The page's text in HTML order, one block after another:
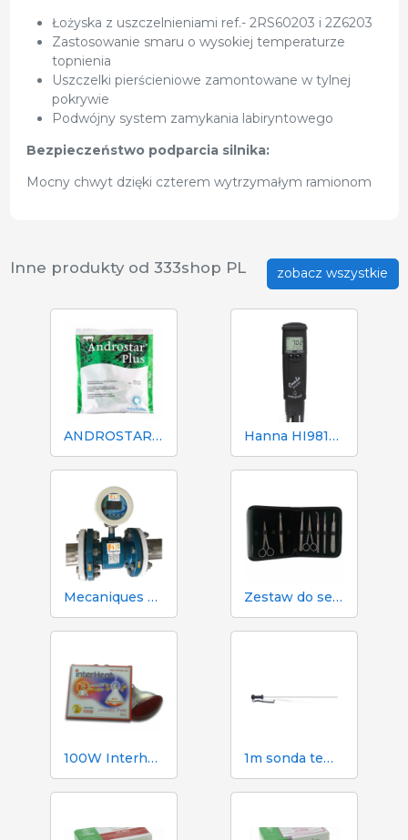
Łożyska z uszczelnieniami ref.- 2RS60203 i 2Z6203
Zastosowanie smaru o wysokiej temperaturze
topnienia
Uszczelki pierścieniowe zamontowane w tylnej
pokrywie
Podwójny system zamykania labiryntowego
Bezpieczeństwo podparcia silnika:
Mocny chwyt dzięki czterem wytrzymałym ramionom
zobacz wszystkie
Inne produkty od 333shop PL
ANDROSTAR PLUS 47 g / 100 L - Długotrwały środek wydłużający nasienie Hanna HI98130 pH, EC, TDS i tester temperatury
Mecaniques Segalés DN150 Licznik objętości i azotu Zestaw do sekcji zwłok i sekcji zwłok 333 - 7 narzędzi
100W Interheat Red PAR Bulb 2 szt. 1m sonda temperatury Dramińskiego do higrometru TGPRO